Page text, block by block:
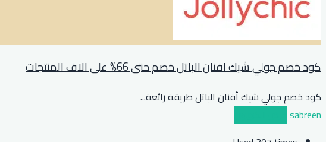
كود خصم جولي شيك افنان الباتل خصم حتى 66% على الاف المنتجات
كود خصم جولي شيك أفنان الباتل طريقة رائعة...
sabreen